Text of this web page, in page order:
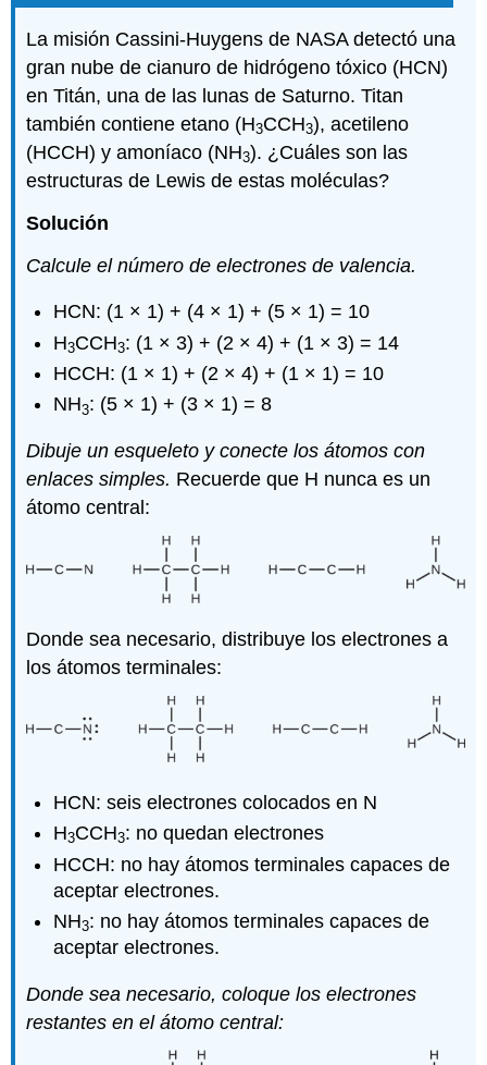
La misión Cassini-Huygens de NASA detectó una
gran nube de cianuro de hidrógeno tóxico (HCN)
en Titán, una de las lunas de Saturno. Titan
también contiene etano (H3CCH3), acetileno
(HCCH) y amoníaco (NH3). ¿Cuáles son las
estructuras de Lewis de estas moléculas?
Solución
Calcule el número de electrones de valencia.
HCN: (1 × 1) + (4 × 1) + (5 × 1) = 10
H3CCH3: (1 × 3) + (2 × 4) + (1 × 3) = 14
HCCH: (1 × 1) + (2 × 4) + (1 × 1) = 10
NH3: (5 × 1) + (3 × 1) = 8
Dibuje un esqueleto y conecte los átomos con
enlaces simples. Recuerde que H nunca es un
átomo central:
Donde sea necesario, distribuye los electrones a
los átomos terminales:
HCN: seis electrones colocados en N
H3CCH3: no quedan electrones
HCCH: no hay átomos terminales capaces de
aceptar electrones.
NH3: no hay átomos terminales capaces de
aceptar electrones.
Donde sea necesario, coloque los electrones
restantes en el átomo central: